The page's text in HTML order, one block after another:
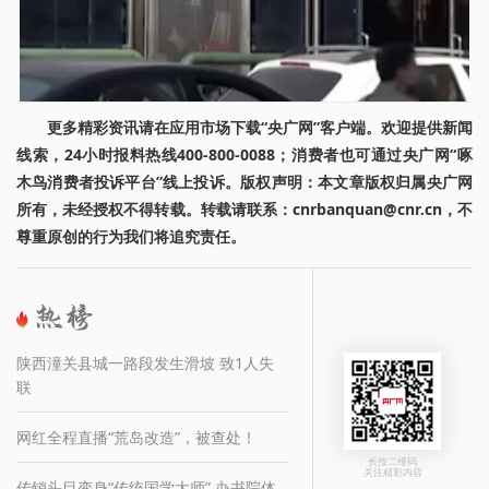
更多精彩资讯请在应用市场下载“央广网”客户端。欢迎提供新闻
线索，24小时报料热线400-800-0088；消费者也可通过央广网“啄
木鸟消费者投诉平台”线上投诉。版权声明：本文章版权归属央广网
所有，未经授权不得转载。转载请联系：cnrbanquan@cnr.cn，不
尊重原创的行为我们将追究责任。
陕西潼关县城一路段发生滑坡 致1人失
联
网红全程直播“荒岛改造”，被查处！
长按二维码
关注精彩内容